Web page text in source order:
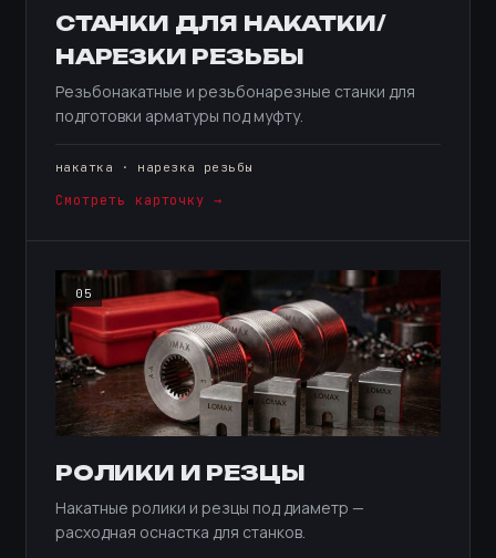
СТАНКИ ДЛЯ НАКАТКИ/
НАРЕЗКИ РЕЗЬБЫ
Резьбонакатные и резьбонарезные станки для
подготовки арматуры под муфту.
накатка · нарезка резьбы
Смотреть карточку →
05
РОЛИКИ И РЕЗЦЫ
Накатные ролики и резцы под диаметр —
расходная оснастка для станков.